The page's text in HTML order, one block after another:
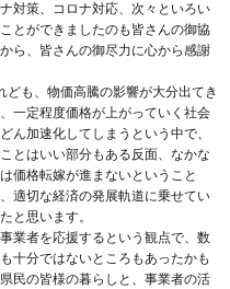
対策、コロナ対応、次々といろい
とができましたのも皆さんの御協
ら、皆さんの御尽力に心から感謝
も、物価高騰の影響が大分出てき
一定程度価格が上がっていく社会
ん加速化してしまうという中で、
とはいい部分もある反面、なかな
価格転嫁が進まないということ
適切な経済の発展軌道に乗せてい
と思います。
業者を応援するという観点で、数
十分ではないところもあったかも
民の皆様の暮らしと、事業者の活